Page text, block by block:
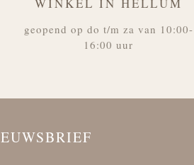
geopend op do t/m za van 10:00-
16:00 uur